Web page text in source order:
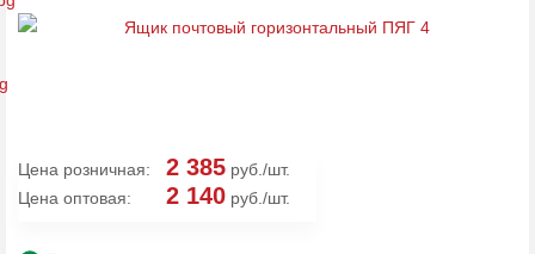
Цена розничная: 2 385 руб./шт.
Цена оптовая:
2 140 руб./шт.